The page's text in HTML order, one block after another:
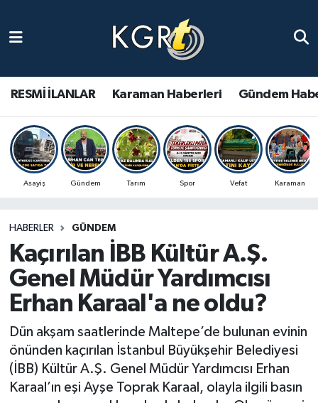
RESMİ İLANLAR Karaman Haberleri Gündem
Asayiş Gündem Tarım Spor Vefat Karaman
HABERLER GÜNDEM
Kaçırılan İBB Kültür A.Ş.
Genel Müdür Yardımcısı
Erhan Karaal'a ne oldu?
Dün akşam saatlerinde Maltepe’de bulunan evinin
önünden kaçırılan İstanbul Büyükşehir Belediyesi
(İBB) Kültür A.Ş. Genel Müdür Yardımcısı Erhan
Karaal’ın eşi Ayşe Toprak Karaal, olayla ilgili basın
Gündem Haberleri
Güncel Haberler
Spor Haberleri
Ulusal Haberler
Vefat Edenler